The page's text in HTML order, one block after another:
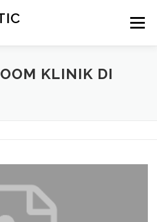
Menu
OPERASI PINTU HERMETIC
KLINIK DI